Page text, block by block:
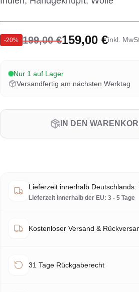
-20% 199,00 €159,00 €inkl.
Nur 1 auf Lager
Versandfertig am nächsten Werktag
IN DEN
Lieferzeit innerhalb Deutschlands:
Lieferzeit innerhalb der EU: 3 - 5 Tage
Kostenloser Versand &
31 Tage Rückgaberecht